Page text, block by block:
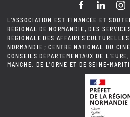
L'ASSOCIATION EST FINANCÉE ET
RÉGIONAL DE NORMANDIE, DES
RÉGIONALE DES AFFAIRES
NORMANDIE ; CENTRE NATIONAL DU
CONSEILS DÉPARTEMENTAUX DE
MANCHE, DE L'ORNE ET DE SEINE-